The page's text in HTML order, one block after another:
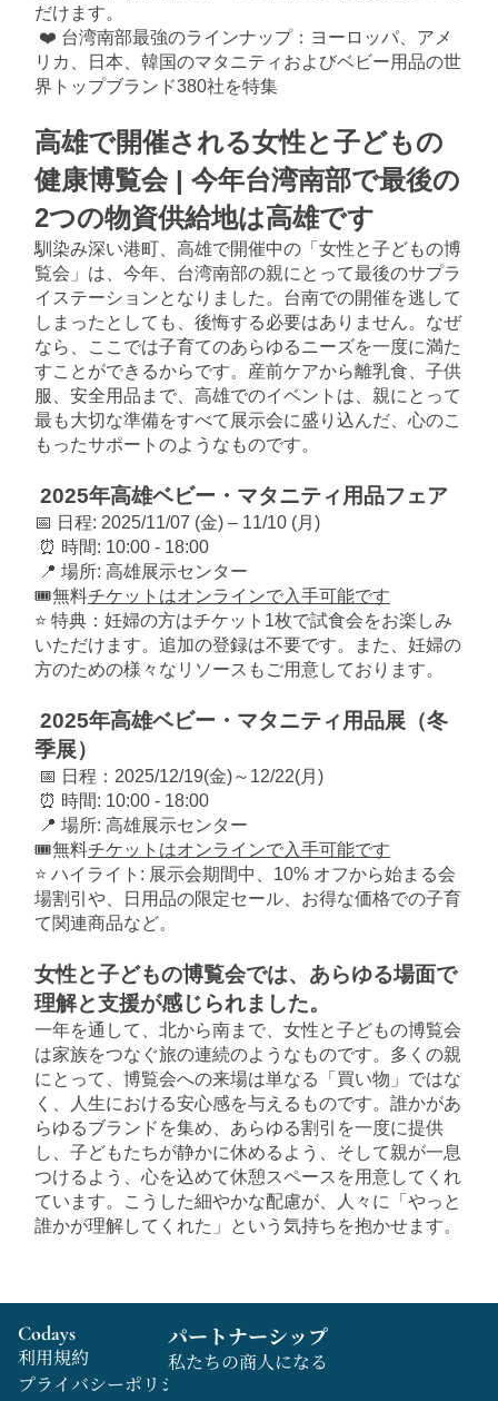
だけます。
❤️ 台湾南部最強のラインナップ：ヨーロッパ、アメ
リカ、日本、韓国のマタニティおよびベビー用品の世
界トップブランド380社を特集
高雄で開催される女性と子どもの
健康博覧会 | 今年台湾南部で最後の
2つの物資供給地は高雄です
馴染み深い港町、高雄で開催中の「女性と子どもの博
覧会」は、今年、台湾南部の親にとって最後のサプラ
イステーションとなりました。台南での開催を逃して
しまったとしても、後悔する必要はありません。なぜ
なら、ここでは子育てのあらゆるニーズを一度に満た
すことができるからです。産前ケアから離乳食、子供
服、安全用品まで、高雄でのイベントは、親にとって
最も大切な準備をすべて展示会に盛り込んだ、心のこ
もったサポートのようなものです。
2025年高雄ベビー・マタニティ用品フェア
📅 日程: 2025/11/07 (金) – 11/10 (月)
⏰ 時間: 10:00 - 18:00
📍 場所: 高雄展示センター
🎟️無料チケットはオンラインで入手可能です
⭐ 特典：妊婦の方はチケット1枚で試食会をお楽しみ
いただけます。追加の登録は不要です。また、妊婦の
方のための様々なリソースもご用意しております。
2025年高雄ベビー・マタニティ用品展（冬
季展）
📅 日程：2025/12/19(金)～12/22(月)
⏰ 時間: 10:00 - 18:00
📍 場所: 高雄展示センター
🎟️無料チケットはオンラインで入手可能です
⭐ ハイライト: 展示会期間中、10% オフから始まる会
場割引や、日用品の限定セール、お得な価格での子育
て関連商品など。
女性と子どもの博覧会では、あらゆる場面で
理解と支援が感じられました。
一年を通して、北から南まで、女性と子どもの博覧会
は家族をつなぐ旅の連続のようなものです。多くの親
にとって、博覧会への来場は単なる「買い物」ではな
く、人生における安心感を与えるものです。誰かがあ
らゆるブランドを集め、あらゆる割引を一度に提供
し、子どもたちが静かに休めるよう、そして親が一息
つけるよう、心を込めて休憩スペースを用意してくれ
ています。こうした細やかな配慮が、人々に「やっと
誰かが理解してくれた」という気持ちを抱かせます。
Codays
利用規約
プライバシーポリシー
パートナーシップ
私たちの商人になる